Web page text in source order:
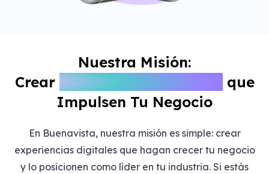
Nuestra Misión:
Crear Experiencias Digitales
que
Impulsen Tu Negocio
En Buenavista, nuestra misión es simple: crear
experiencias digitales que hagan crecer tu negocio
y lo posicionen como líder en tu industria. Si estás